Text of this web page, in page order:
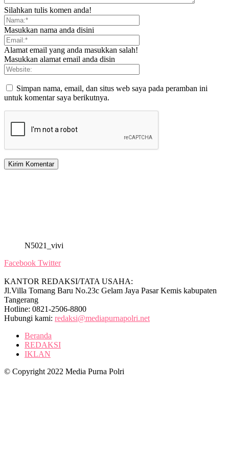
Silahkan tulis komen anda!
Masukkan nama anda disini
Alamat email yang anda masukkan salah!
Masukkan alamat email anda disin
Simpan nama, email, dan situs web saya pada peramban ini
untuk komentar saya berikutnya.
N5021_vivi
Facebook Twitter
KANTOR REDAKSI/TATA USAHA:
Jl.Villa Tomang Baru No.23c Gelam Jaya Pasar Kemis kabupaten
Tangerang
Hotline: 0821-2506-8800
Hubungi kami: redaksi@mediapurnapolri.net
Beranda
REDAKSI
IKLAN
© Copyright 2022 Media Purna Polri